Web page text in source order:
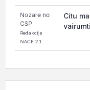
Nozare no
CSP
Redakcija
NACE 2.1
Citu